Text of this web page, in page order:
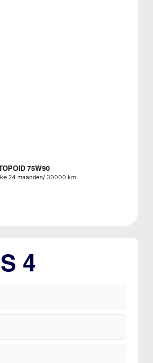
75W90
24 maanden/ 30000 km
4